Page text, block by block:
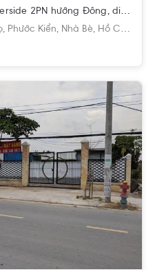
Cho thuê Căn hộ Sunrise Riverside 2PN hướng Đông, diện tích 71m²
Phước Kiển, Nhà Bè, Hồ Chí Minh